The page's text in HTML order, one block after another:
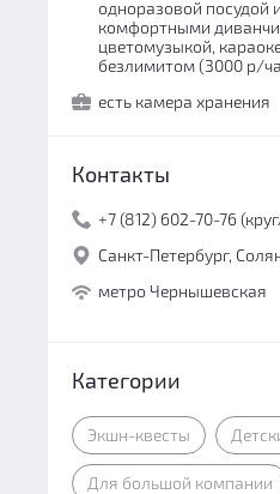
одноразовой посудой
комфортными
цветомузыкой,
безлимитом (3000 р/
есть камера хранения
Контакты
+7 (812) 602-70-76
Санкт-Петербург,
метро Чернышевская
Категории
Экшн-квесты
Для большой компании